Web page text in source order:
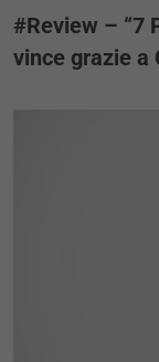
#Review – “7
vince grazie a